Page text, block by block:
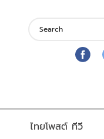
ไทยโพสต์ ทีวี